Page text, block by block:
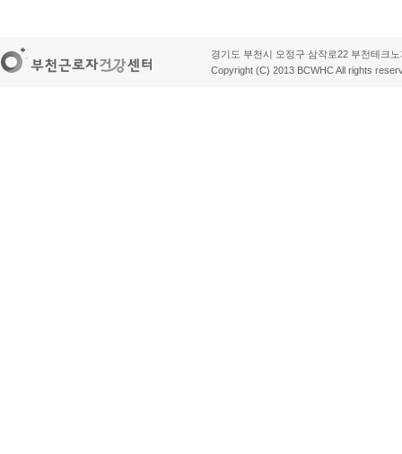
경기도 부천시 오정구 삼작로22 부천테크
Copyright (C) 2013 BCWHC All rights